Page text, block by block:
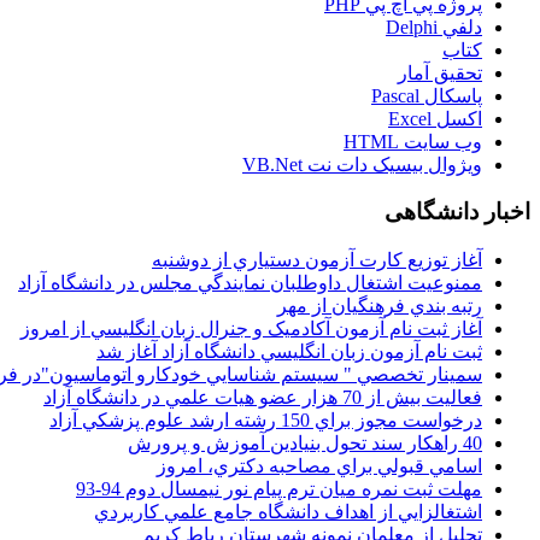
پروژه پي اچ پي PHP
دلفي Delphi
کتاب
تحقيق آمار
پاسکال Pascal
اکسل Excel
وب سايت HTML
ويژوال بيسيک دات نت VB.Net
اخبار دانشگاهی
آغاز توزيع کارت آزمون دستياري از دوشنبه
ممنوعيت اشتغال داوطلبان نمايندگي مجلس در دانشگاه آزاد
رتبه بندي فرهنگيان از مهر
آغاز ثبت نام آزمون آکادميک و جنرال زبان انگليسي از امروز
ثبت نام آزمون زبان انگليسي دانشگاه آزاد آغاز شد
سمينار تخصصي " سيستم شناسايي خودکارو اتوماسيون"در
فعاليت بيش از 70 هزار عضو هيات علمي در دانشگاه آزاد
درخواست مجوز براي 150 رشته ارشد علوم پزشکي آزاد
40 راهکار سند تحول بنيادين آموزش و پرورش
اسامي قبولي براي مصاحبه دکتري، امروز
مهلت ثبت نمره میان ترم پیام نور نیمسال دوم 94-93
اشتغالزايي از اهداف دانشگاه جامع علمي کاربردي
تجليل از معلمان نمونه شهرستان رباط کريم